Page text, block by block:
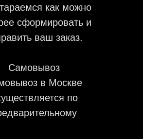
как можно
сформировать и
ваш заказ.
Самовывоз
в Москве
по